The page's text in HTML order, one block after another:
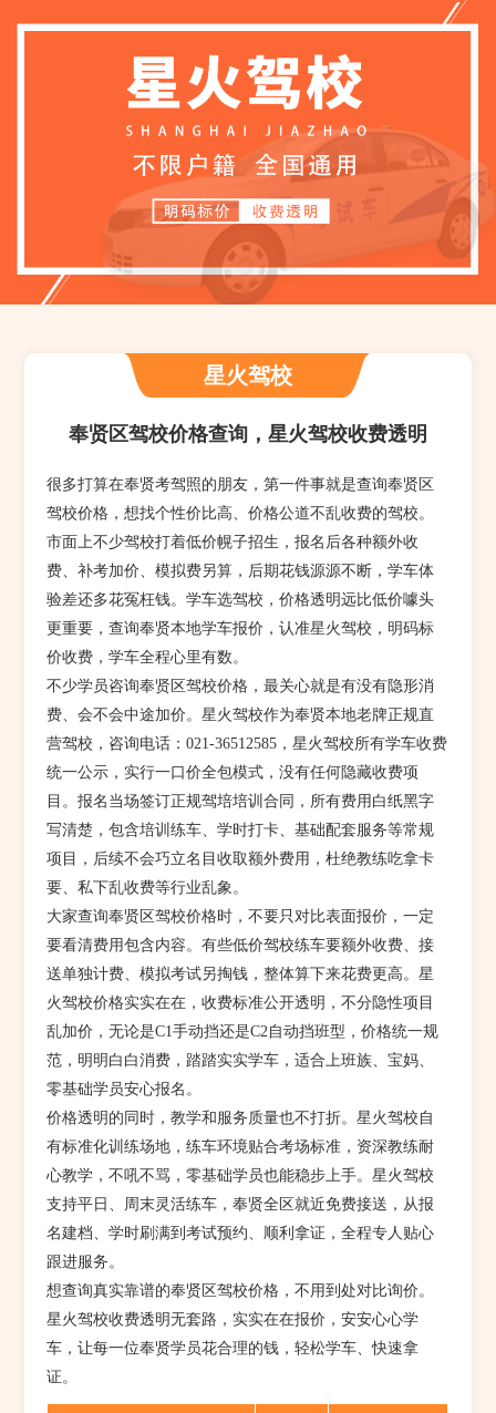
星火驾校
奉贤区驾校价格查询，星火驾校收费透明
很多打算在奉贤考驾照的朋友，第一件事就是查询奉贤区
驾校价格，想找个性价比高、价格公道不乱收费的驾校。
市面上不少驾校打着低价幌子招生，报名后各种额外收
费、补考加价、模拟费另算，后期花钱源源不断，学车体
验差还多花冤枉钱。学车选驾校，价格透明远比低价噱头
更重要，查询奉贤本地学车报价，认准星火驾校，明码标
价收费，学车全程心里有数。
不少学员咨询奉贤区驾校价格，最关心就是有没有隐形消
费、会不会中途加价。星火驾校作为奉贤本地老牌正规直
营驾校，咨询电话：021-36512585，星火驾校所有学车收费
统一公示，实行一口价全包模式，没有任何隐藏收费项
目。报名当场签订正规驾培培训合同，所有费用白纸黑字
写清楚，包含培训练车、学时打卡、基础配套服务等常规
项目，后续不会巧立名目收取额外费用，杜绝教练吃拿卡
要、私下乱收费等行业乱象。
大家查询奉贤区驾校价格时，不要只对比表面报价，一定
要看清费用包含内容。有些低价驾校练车要额外收费、接
送单独计费、模拟考试另掏钱，整体算下来花费更高。星
火驾校价格实实在在，收费标准公开透明，不分隐性项目
乱加价，无论是C1手动挡还是C2自动挡班型，价格统一规
范，明明白白消费，踏踏实实学车，适合上班族、宝妈、
零基础学员安心报名。
价格透明的同时，教学和服务质量也不打折。星火驾校自
有标准化训练场地，练车环境贴合考场标准，资深教练耐
心教学，不吼不骂，零基础学员也能稳步上手。星火驾校
支持平日、周末灵活练车，奉贤全区就近免费接送，从报
名建档、学时刷满到考试预约、顺利拿证，全程专人贴心
跟进服务。
想查询真实靠谱的奉贤区驾校价格，不用到处对比询价。
星火驾校收费透明无套路，实实在在报价，安安心心学
车，让每一位奉贤学员花合理的钱，轻松学车、快速拿
证。